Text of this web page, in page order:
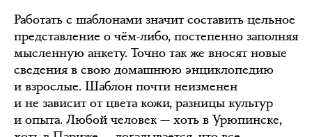
Работать с шаблонами значит составить цельное
представление о чём-либо, постепенно заполняя
мысленную анкету. Точно так же вносят новые
сведения в свою домашнюю энциклопедию
и взрослые. Шаблон почти неизменен
и не зависит от цвета кожи, разницы культур
и опыта. Любой человек — хоть в Урюпинске,